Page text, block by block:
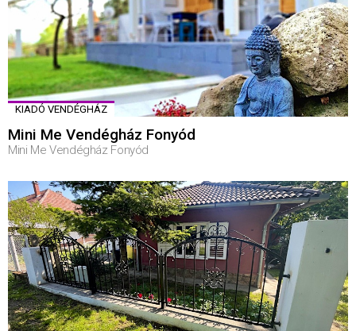
KIADÓ VENDÉGHÁZ
Mini Me Vendégház Fonyód
Mini Me Vendégház Fonyód